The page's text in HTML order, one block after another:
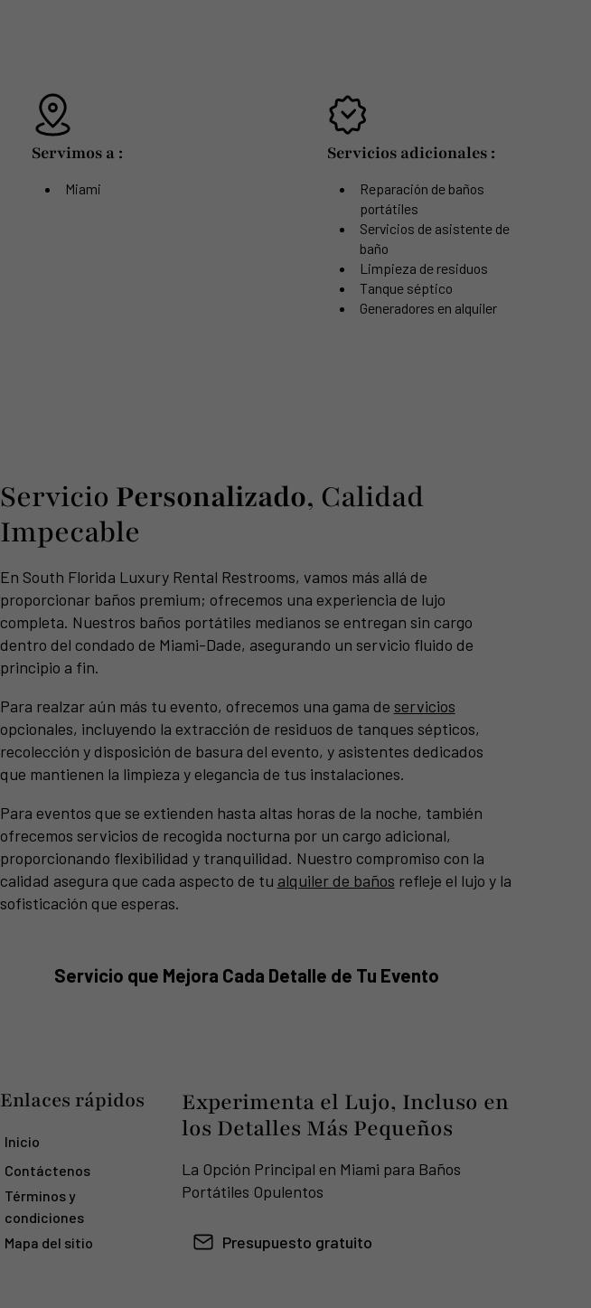
Servimos a :
Miami
Servicios adicionales :
Reparación de baños
portátiles
Servicios de asistente de
baño
Limpieza de residuos
Tanque séptico
Generadores en alquiler
Servicio Personalizado, Calidad
Impecable
En South Florida Luxury Rental Restrooms, vamos más allá de
proporcionar baños premium; ofrecemos una experiencia de lujo
completa. Nuestros baños portátiles medianos se entregan sin cargo
dentro del condado de Miami-Dade, asegurando un servicio fluido de
principio a fin.
Para realzar aún más tu evento, ofrecemos una gama de servicios
opcionales, incluyendo la extracción de residuos de tanques sépticos,
recolección y disposición de basura del evento, y asistentes dedicados
que mantienen la limpieza y elegancia de tus instalaciones.
Para eventos que se extienden hasta altas horas de la noche, también
ofrecemos servicios de recogida nocturna por un cargo adicional,
proporcionando flexibilidad y tranquilidad. Nuestro compromiso con la
calidad asegura que cada aspecto de tu alquiler de baños refleje el lujo y la
sofisticación que esperas.
Servicio que Mejora Cada Detalle de Tu Evento
Enlaces rápidos
Inicio
Contáctenos
Términos y
condiciones
Mapa del sitio
Experimenta el Lujo, Incluso en
los Detalles Más Pequeños
La Opción Principal en Miami para Baños
Portátiles Opulentos
Presupuesto gratuito